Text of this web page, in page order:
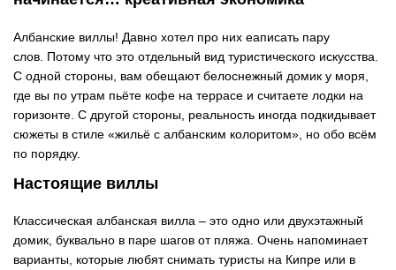
Албанские виллы! Давно хотел про них еаписать пару
слов. Потому что это отдельный вид туристического искусства.
С одной стороны, вам обещают белоснежный домик у моря,
где вы по утрам пьёте кофе на террасе и считаете лодки на
горизонте. С другой стороны, реальность иногда подкидывает
сюжеты в стиле «жильё с албанским колоритом», но обо всём
по порядку.
Настоящие виллы
Классическая албанская вилла – это одно или двухэтажный
домик, буквально в паре шагов от пляжа. Очень напоминает
варианты, которые любят снимать туристы на Кипре или в